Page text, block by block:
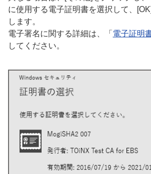
に使用する電子証明書を選択して、
します。
電子署名に関する詳細は、「 電子証明
してください。